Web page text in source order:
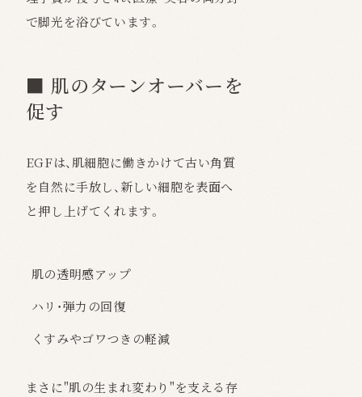
で脚光を浴びています。
■ 肌のターンオーバーを
促す
EGFは、肌細胞に働きかけて古い角質
を自然に手放し、新しい細胞を表面へ
と押し上げてくれます。
肌の透明感アップ
ハリ・弾力の回復
くすみやゴワつきの軽減
まさに"肌の生まれ変わり"を支える存